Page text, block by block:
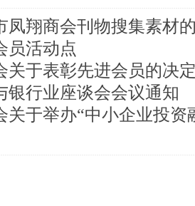
凤翔商会刊物搜集素材
员活动点
关于表彰先进会员的决
银行业座谈会会议通知
关于举办“中小企业投资